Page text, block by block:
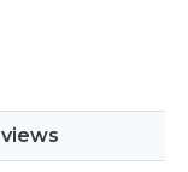
views